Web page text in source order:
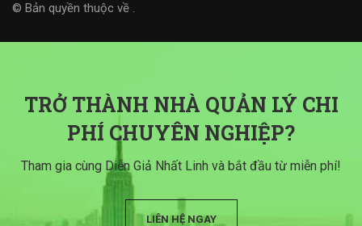
© Bản quyền thuộc về .
TRỞ THÀNH NHÀ QUẢN LÝ CHI
PHÍ CHUYÊN NGHIỆP?
Tham gia cùng Diễn Giả Nhất Linh và bắt đầu từ miễn phí!
LIÊN HỆ NGAY